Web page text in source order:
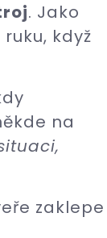
. Jako
když
na
zaklepe